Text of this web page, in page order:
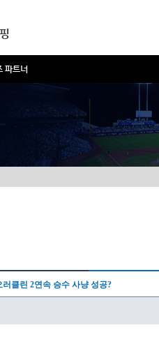
파트너
클린 2연속 승수 사냥 성공?